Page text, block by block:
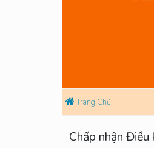
Trang Chủ
Chấp nhận Điều